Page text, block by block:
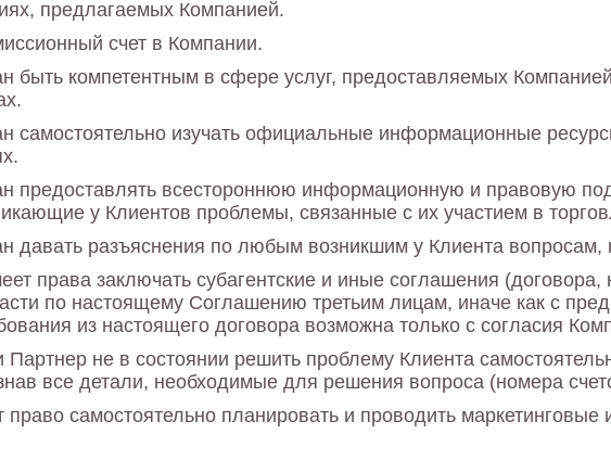
предлагаемых Компанией.
счет в Компании.
быть компетентным в сфере услуг, предоставляемых
самостоятельно изучать официальные информационные
предоставлять всестороннюю информационную и правовую
у Клиентов проблемы, связанные с их участием в
давать разъяснения по любым возникшим у Клиента
права заключать субагентские и иные соглашения
по настоящему Соглашению третьим лицам, иначе как с
из настоящего договора возможна только с согласия
Партнер не в состоянии решить проблему Клиента
все детали, необходимые для решения вопроса (номера
право самостоятельно планировать и проводить